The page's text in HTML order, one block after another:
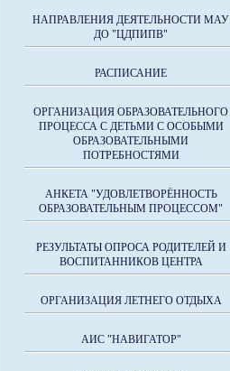
НАПРАВЛЕНИЯ ДЕЯТЕЛЬНОСТИ МАУ
ДО "ЦДПИПВ"
РАСПИСАНИЕ
ОРГАНИЗАЦИЯ ОБРАЗОВАТЕЛЬНОГО
ПРОЦЕССА С ДЕТЬМИ С ОСОБЫМИ
ОБРАЗОВАТЕЛЬНЫМИ
ПОТРЕБНОСТЯМИ
АНКЕТА "УДОВЛЕТВОРЁННОСТЬ
ОБРАЗОВАТЕЛЬНЫМ ПРОЦЕССОМ"
РЕЗУЛЬТАТЫ ОПРОСА РОДИТЕЛЕЙ И
ВОСПИТАННИКОВ ЦЕНТРА
ОРГАНИЗАЦИЯ ЛЕТНЕГО ОТДЫХА
АИС "НАВИГАТОР"